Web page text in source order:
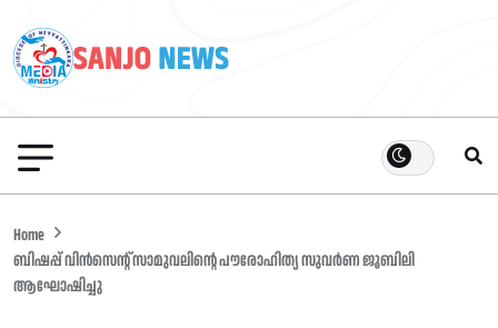
Home
ബിഷപ്പ് വിന്‍സെന്റ് സാമുവലിന്റെ പൗരോഹിത്യ സുവർണ ജൂബിലി
ആഘോഷിച്ചു